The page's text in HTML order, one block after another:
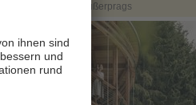
Prags / Außerprags